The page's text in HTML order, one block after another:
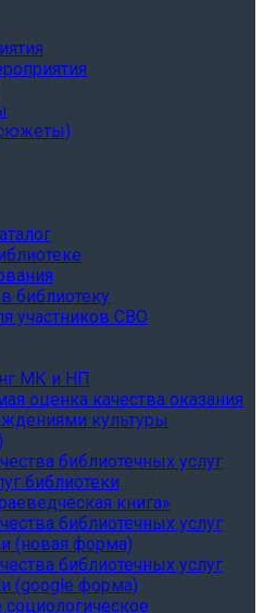
библиотеку
участников СВО
МК и НП
оценка качества оказания
культуры
библиотечных услуг
библиотеки
книга»
библиотечных услуг
(новая форма)
библиотечных услуг
(google форма)
социологическое